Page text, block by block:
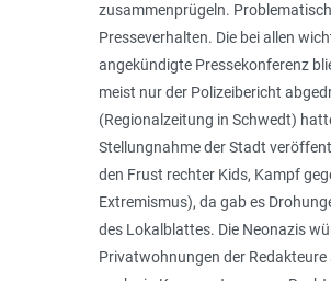
zusammenprügeln.
Presseverhalten. Die bei allen
angekündigte Pressekonferenz
meist nur der Polizeibericht
(Regionalzeitung in Schwedt)
Stellungnahme der Stadt
den Frust rechter Kids, Kampf
Extremismus), da gab es
des Lokalblattes. Die Neonazis
Privatwohnungen der